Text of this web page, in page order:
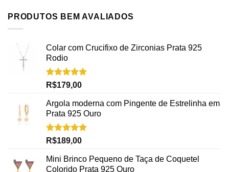
PRODUTOS BEM AVALIADOS
Colar com Crucifixo de Zirconias Prata 925
Rodio
Avaliação
R$179,00
Argola moderna com Pingente de Estrelinha em
Prata 925 Ouro
Avaliação
R$189,00
Mini Brinco Pequeno de Taça de Coquetel
Colorido Prata 925 Ouro